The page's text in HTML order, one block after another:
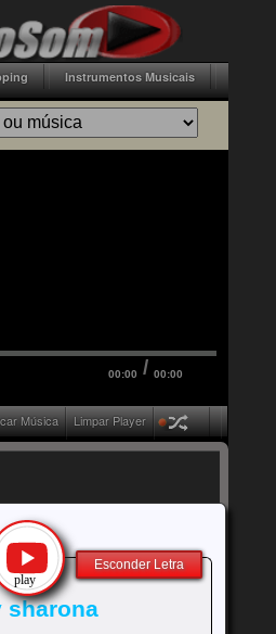
sharona
Esconder Letra
Instrumentos Musicais
00:00 / 00:00
Música Limpar Player